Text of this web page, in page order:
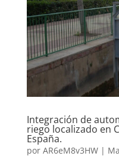
Integración de
riego localizado en
España.
por AR6eM8v3HW|